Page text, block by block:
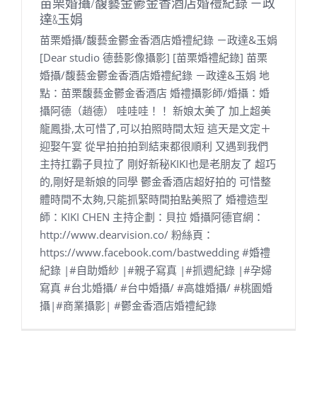
達&玉娟
苗栗婚攝/馥藝金鬱金香酒店婚禮紀錄 －政達&玉娟
[Dear studio 德藝影像攝影] [苗栗婚禮紀錄] 苗栗
婚攝/馥藝金鬱金香酒店婚禮紀錄 －政達&玉娟 地
點：苗栗馥藝金鬱金香酒店 婚禮攝影師/婚攝：婚
攝阿德（趙德） 哇哇哇！！ 新娘太美了 加上超美
龍鳳掛,太可惜了,可以拍照時間太短 這天是文定＋
迎娶午宴 從早拍拍拍到結束都很順利 又遇到我們
主持扛霸子貝拉了 剛好新秘KIKI也是老朋友了 超巧
的,剛好是新娘的同學 鬱金香酒店超好拍的 可惜整
體時間不太夠,只能抓緊時間拍點美照了 婚禮造型
師：KIKI CHEN 主持企劃：貝拉 婚攝阿德官網：
http://www.dearvision.co/ 粉絲頁：
https://www.facebook.com/bastwedding #婚禮
紀錄 |#自助婚紗 |#親子寫真 |#抓週紀錄 |#孕婦
寫真 #台北婚攝/ #台中婚攝/ #高雄婚攝/ #桃園婚
攝|#商業攝影| #鬱金香酒店婚禮紀錄